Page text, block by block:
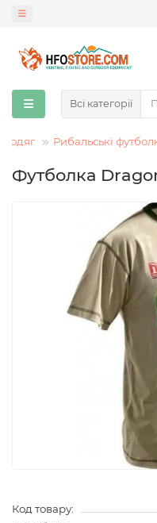
Всі категорії
одяг Рибальські
Футболка
Код товару: